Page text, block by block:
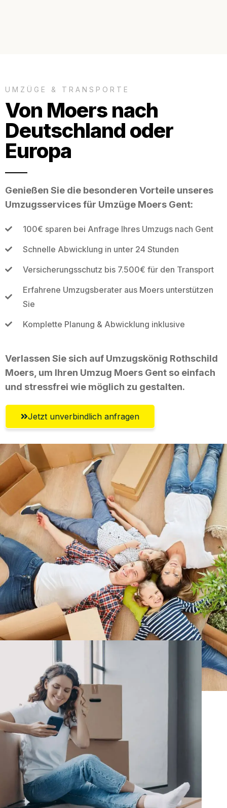
UMZÜGE & TRANSPORTE
Von Moers nach
Deutschland oder
Europa
Genießen Sie die besonderen Vorteile unseres
Umzugsservices für Umzüge Moers Gent:
100€ sparen bei Anfrage Ihres Umzugs nach Gent
Schnelle Abwicklung in unter 24 Stunden
Versicherungsschutz bis 7.500€ für den Transport
Erfahrene Umzugsberater aus Moers unterstützen
Sie
Komplette Planung & Abwicklung inklusive
Verlassen Sie sich auf Umzugskönig Rothschild
Moers, um Ihren Umzug Moers Gent so einfach
und stressfrei wie möglich zu gestalten.
Jetzt unverbindlich anfragen